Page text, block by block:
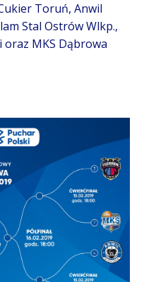
Toruń, Anwil
Stal Ostrów Wlkp.,
MKS Dąbrowa